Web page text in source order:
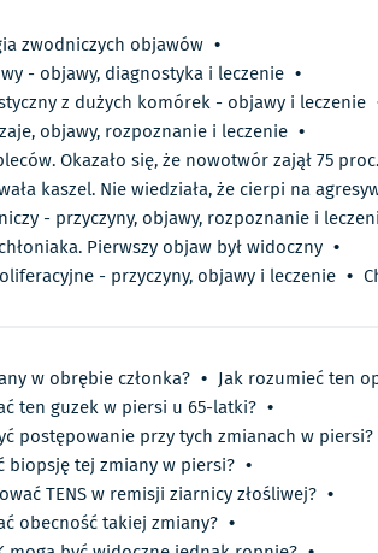
zwodniczych objawów •
- objawy, diagnostyka i leczenie •
z dużych komórek - objawy i leczenie
objawy, rozpoznanie i leczenie •
Okazało się, że nowotwór zajął 75
kaszel. Nie wiedziała, że cierpi na
- przyczyny, objawy, rozpoznanie i
Pierwszy objaw był widoczny •
- przyczyny, objawy i leczenie •
w obrębie członka? • Jak rozumieć ten
ten guzek w piersi u 65-latki? •
postępowanie przy tych zmianach w piersi?
biopsję tej zmiany w piersi? •
TENS w remisji ziarnicy złośliwej? •
obecność takiej zmiany? •